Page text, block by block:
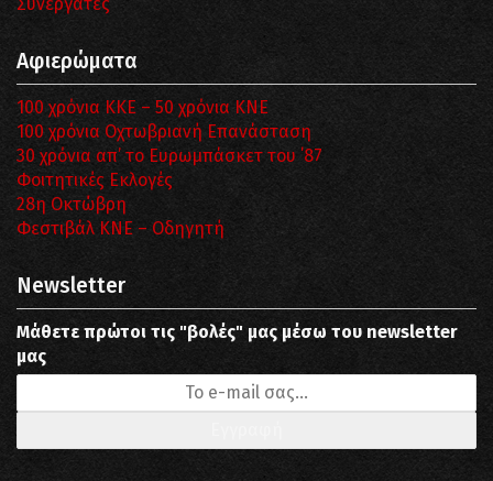
Αφιερώματα
100 χρόνια ΚΚΕ – 50 χρόνια ΚΝΕ
100 χρόνια Οχτωβριανή Επανάσταση
30 χρόνια απ’ το Ευρωμπάσκετ του ΄87
Φοιτητικές Εκλογές
28η Οκτώβρη
Φεστιβάλ ΚΝΕ – Οδηγητή
Newsletter
Μάθετε πρώτοι τις "βολές" μας μέσω του newsletter
μας